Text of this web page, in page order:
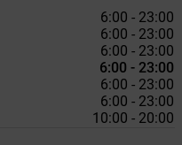
6:00 - 23:00
6:00 - 23:00
6:00 - 23:00
6:00 - 23:00
6:00 - 23:00
6:00 - 23:00
10:00 - 20:00